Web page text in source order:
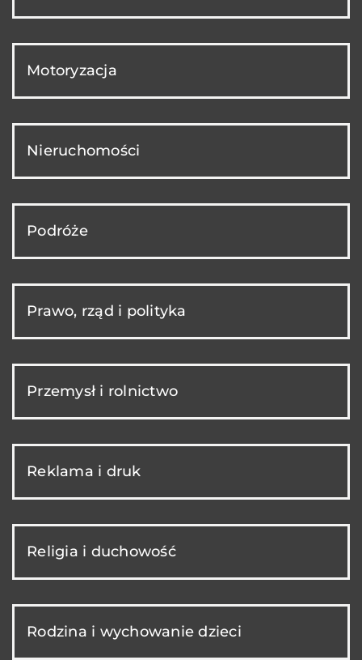
Motoryzacja
Nieruchomości
Podróże
Prawo, rząd i polityka
Przemysł i rolnictwo
Reklama i druk
Religia i duchowość
Rodzina i wychowanie dzieci